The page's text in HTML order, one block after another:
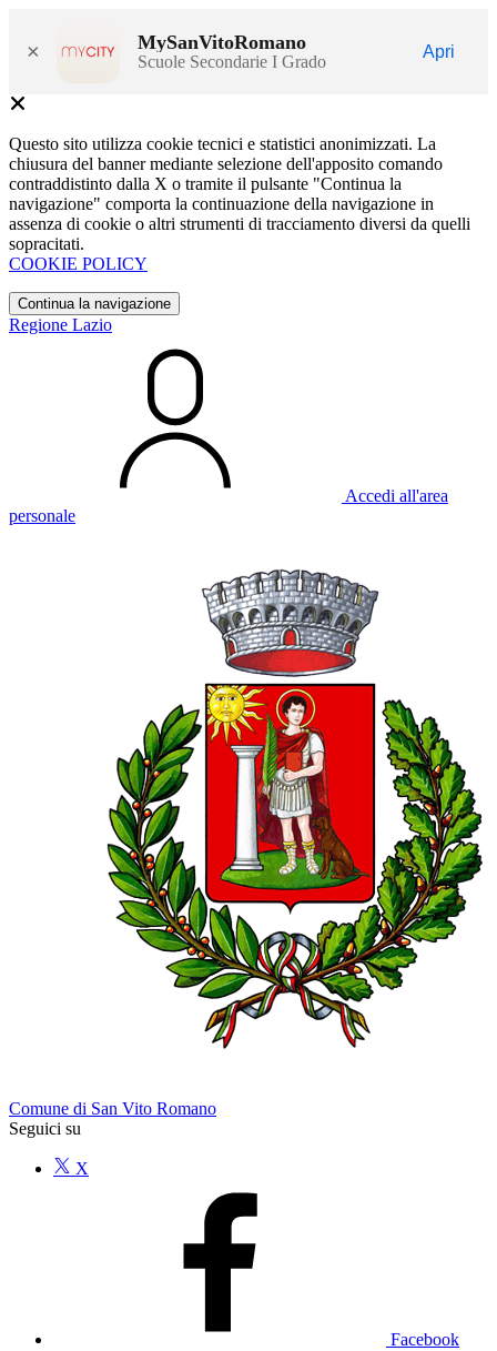
× MySanVitoRomano
Scuole Secondarie I Grado
Apri
Questo sito utilizza cookie tecnici e statistici anonimizzati. La
chiusura del banner mediante selezione dell'apposito comando
contraddistinto dalla X o tramite il pulsante "Continua la
navigazione" comporta la continuazione della navigazione in
assenza di cookie o altri strumenti di tracciamento diversi da quelli
sopracitati.
COOKIE POLICY
Continua la navigazione
Regione Lazio
Accedi all'area
personale
Comune di San Vito Romano
Seguici su
X
Facebook